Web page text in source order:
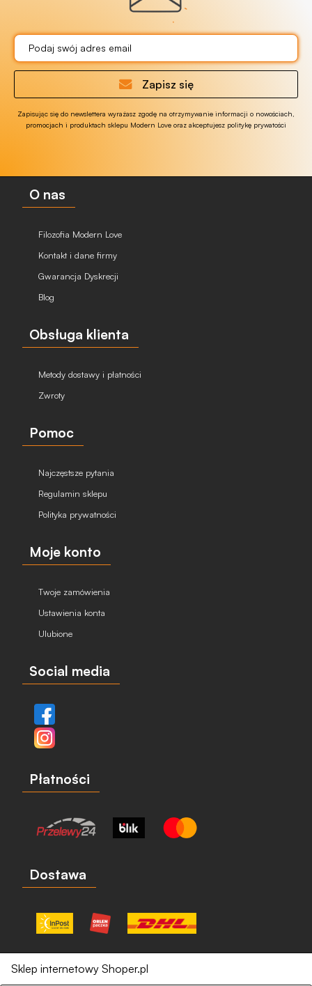
Zapisz się
Zapisując się do newslettera wyrażasz zgodę na otrzymywanie informacji o nowościach,
promocjach i produktach sklepu Modern Love oraz akceptujesz politykę prywatości
O nas
Filozofia Modern Love
Kontakt i dane firmy
Gwarancja Dyskrecji
Blog
Obsługa klienta
Metody dostawy i płatności
Zwroty
Pomoc
Najczęstsze pytania
Regulamin sklepu
Polityka prywatności
Moje konto
Twoje zamówienia
Ustawienia konta
Ulubione
Social media
Płatności
Dostawa
Sklep internetowy Shoper.pl